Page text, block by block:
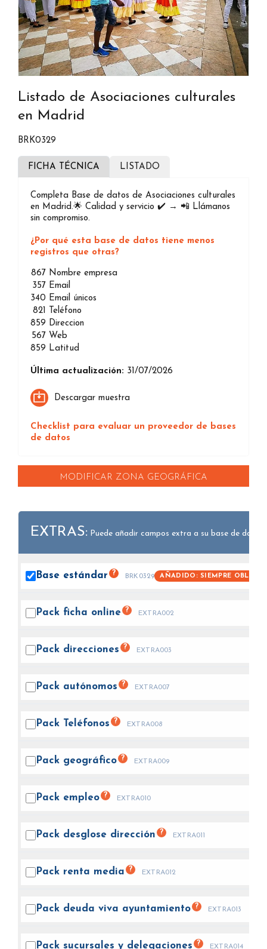
Listado de Asociaciones culturales
en Madrid
BRK0329
FICHA TÉCNICA LISTADO
Completa Base de datos de Asociaciones culturales
en Madrid.🌟 Calidad y servicio ✔️ → 📲 Llámanos
sin compromiso.
¿Por qué esta base de datos tiene menos
registros que otras?
867 Nombre empresa
357 Email
340 Email únicos
821
Teléfono
859 Direccion
567 Web
859 Latitud
Última actualización: 31/07/2026
Descargar muestra
Checklist para evaluar un proveedor de bases
de datos
MODIFICAR ZONA GEOGRÁFICA
EXTRAS: Puede añadir campos extra a su base de datos.
Base estándar ? BRK0329 AÑADIDO: SIEMPRE
Pack ficha online ? EXTRA002
Pack direcciones ? EXTRA003
Pack autónomos ? EXTRA007
Pack Teléfonos ? EXTRA008
Pack geográfico ? EXTRA009
Pack empleo ? EXTRA010
Pack desglose dirección ? EXTRA011
Pack renta media ? EXTRA012
Pack deuda viva ayuntamiento ? EXTRA013
Pack sucursales y delegaciones ? EXTRA014